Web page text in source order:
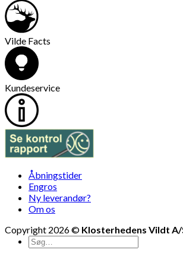
Vilde Facts
Kundeservice
Åbningstider
Engros
Ny leverandør?
Om os
Copyright 2026 © Klosterhedens Vildt A/
Søg